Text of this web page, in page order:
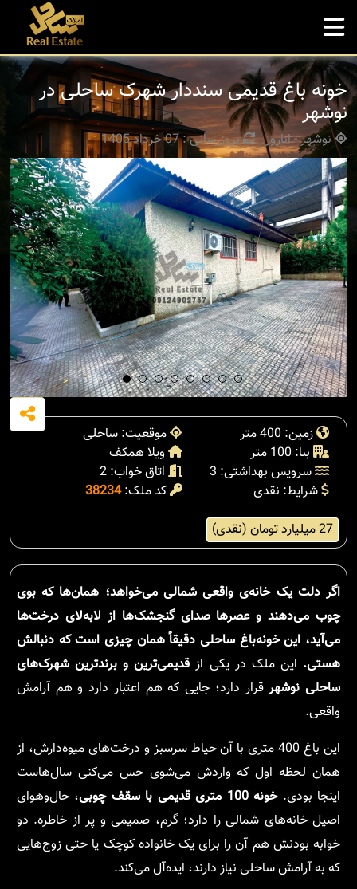
خونه باغ قدیمی سنددار شهرک ساحلی در
نوشهر
نوشهر - انارور بروزرسانی : 07 خرداد 1405
زمین: 400 متر
موقعیت: ساحلی
بنا: 100 متر
ویلا همکف
سرویس بهداشتی: 3
اتاق خواب: 2
شرایط: نقدی
کد ملک:38234
27 میلیارد تومان (نقدی)
اگر دلت یک خانه‌ی واقعی شمالی می‌خواهد؛ همان‌ها که بوی
چوب می‌دهند و عصرها صدای گنجشک‌ها از لابه‌لای درخت‌ها
می‌آید، این خونه‌باغ ساحلی دقیقاً همان چیزی است که دنبالش
هستی. این ملک در یکی از قدیمی‌ترین و برندترین شهرک‌های
ساحلی نوشهرقرار دارد؛ جایی که هم اعتبار دارد و هم آرامش
واقعی.
این باغ 400 متری با آن حیاط سرسبز و درخت‌های میوه‌دارش، از
همان لحظه اول که واردش می‌شوی حس می‌کنی سال‌هاست
اینجا بودی.خونه 100 متری قدیمی با سقف چوبی
، حال‌وهوای
اصیل خانه‌های شمالی را دارد؛ گرم، صمیمی و پر از خاطره. دو
خوابه بودنش هم آن را برای یک خانواده کوچک یا حتی زوج‌هایی
که به آرامش ساحلی نیاز دارند، ایده‌آل می‌کند.